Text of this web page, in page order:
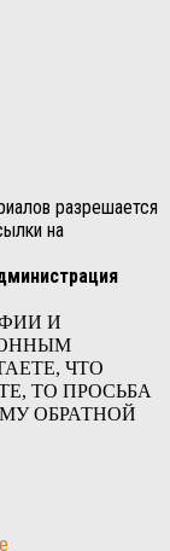
разрешается
на
И
ЧТО
ТО ПРОСЬБА
ОБРАТНОЙ